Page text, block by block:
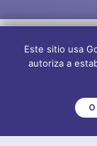
Este sitio usa
autoriza a